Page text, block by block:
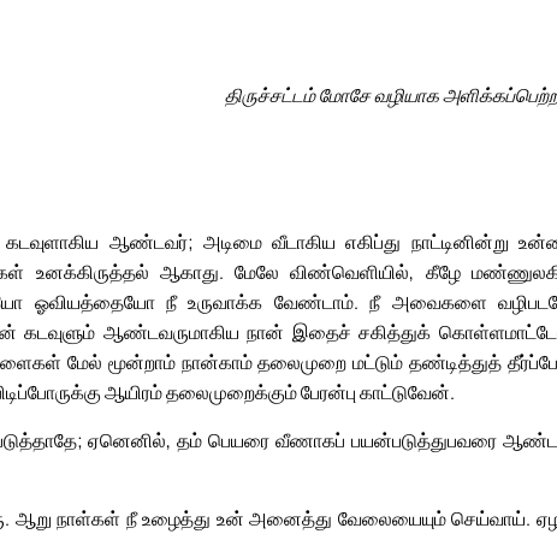
திருச்சட்டம் மோசே வழியாக
ஆண்டவர்; அடிமை வீடாகிய எகிப்து நாட்டினின்று
உனக்கிருத்தல் ஆகாது. மேலே விண்வெளியில், கீழே
ஓவியத்தையோ நீ உருவாக்க வேண்டாம். நீ அவைகளை
கடவுளும் ஆண்டவருமாகிய நான் இதைச் சகித்துக்
மேல் மூன்றாம் நான்காம் தலைமுறை மட்டும் தண்டித்துத்
ஆயிரம் தலைமுறைக்கும் பேரன்பு காட்டுவேன்.
ஏனெனில், தம் பெயரை வீணாகப் பயன்படுத்துபவரை
ஆறு நாள்கள் நீ உழைத்து உன் அனைத்து வேலையையும் செய்வாய்.